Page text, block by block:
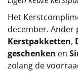
Het
december. Ander
Kerstpakketten,
geschenken en
zolang de